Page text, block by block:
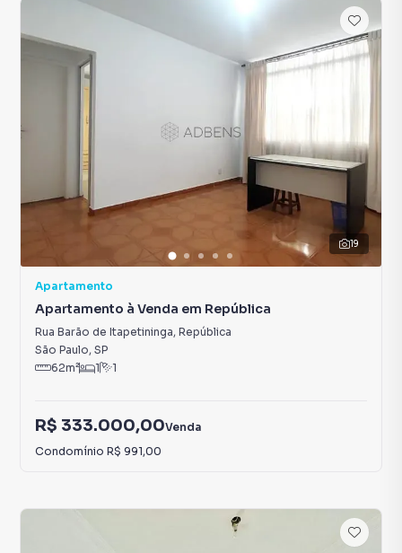
19
Apartamento
Apartamento à Venda em República
Rua Barão de Itapetininga, República
São Paulo, SP
62m² 1 1
R$ 333.000,00Venda
Condomínio R$ 991,00